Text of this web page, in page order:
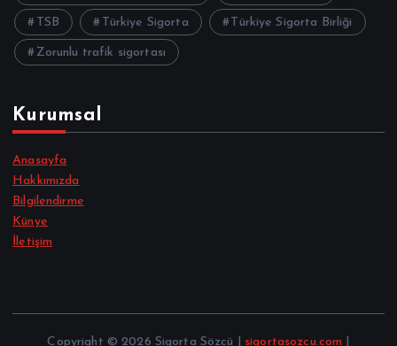
TSB Türkiye Sigorta Türkiye Sigorta Birliği
Zorunlu trafik sigortası
Kurumsal
Anasayfa
Hakkımızda
Bilgilendirme
Künye
İletişim
Copyright © 2026 Sigorta Sözcü | sigortasozcu.com